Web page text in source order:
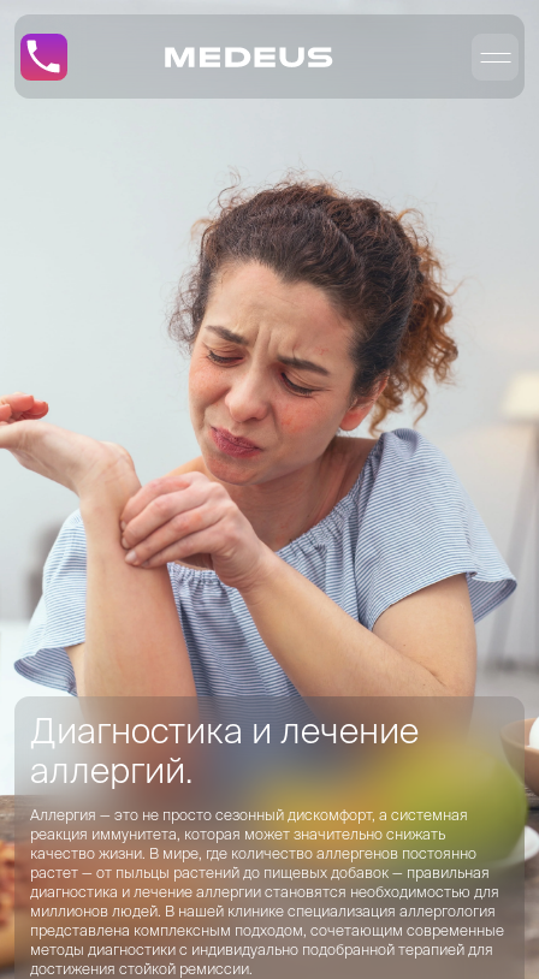
Диагностика и лечение
аллергий.
Аллергия — это не просто сезонный дискомфорт, а системная
реакция иммунитета, которая может значительно снижать
качество жизни. В мире, где количество аллергенов постоянно
растет — от пыльцы растений до пищевых добавок — правильная
диагностика и лечение аллергии становятся необходимостью для
миллионов людей. В нашей клинике специализация аллергология
представлена комплексным подходом, сочетающим современные
методы диагностики с индивидуально подобранной терапией для
достижения стойкой ремиссии.